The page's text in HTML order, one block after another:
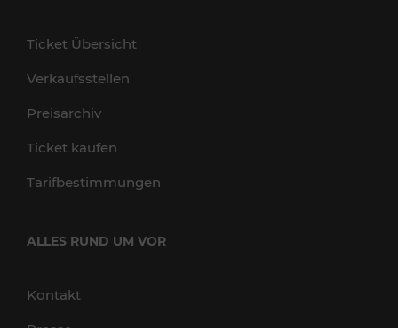
Ticket Übersicht
Verkaufsstellen
Preisarchiv
Ticket kaufen
Tarifbestimmungen
ALLES RUND UM VOR
Kontakt